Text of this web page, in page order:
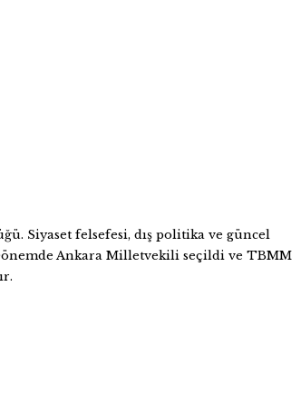
Siyaset felsefesi, dış politika ve güncel
Ankara Milletvekili seçildi ve TBMM